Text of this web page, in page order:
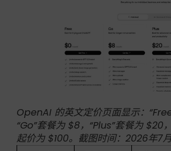
OpenAI 的英文定价页面显示：
“Go”套餐为 $8，“Plus”套餐为 $20
起价为 $100。截图时间：2026年7